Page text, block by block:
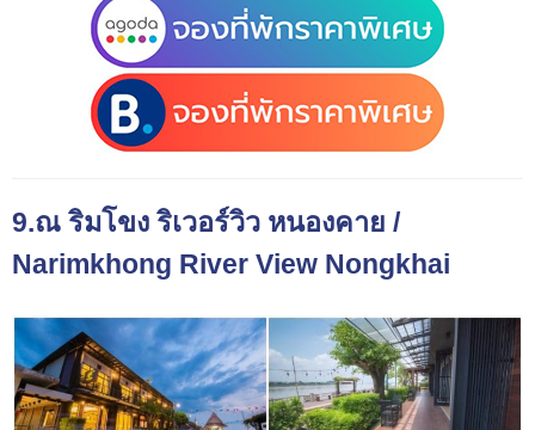
9.ณ ริมโขง ริเวอร์วิว หนองคาย /
Narimkhong River View Nongkhai